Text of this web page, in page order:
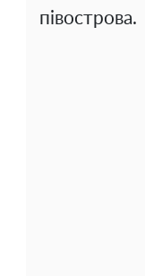
півострова.